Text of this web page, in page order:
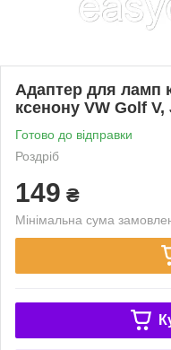
Адаптер для ламп
ксенону VW Golf
Готово до відправки
Роздріб
149 ₴
Мінімальна сума